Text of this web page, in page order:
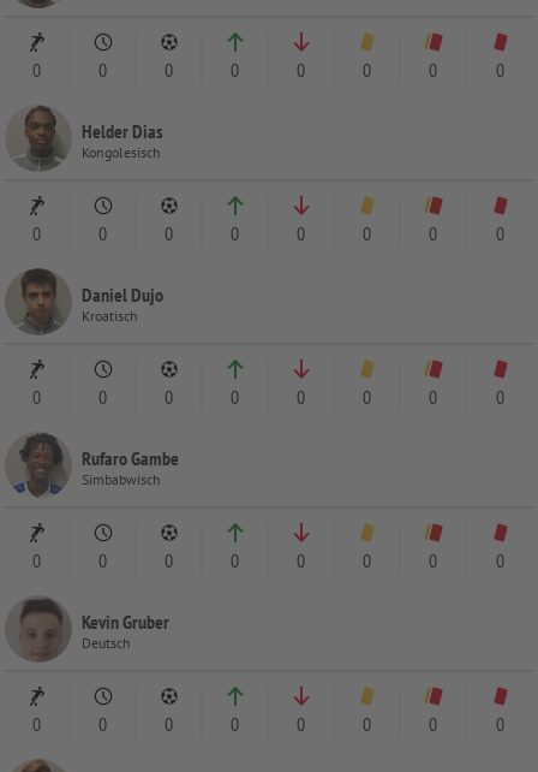
0 0 0 0 0 0 0 0
Helder Dias
Kongolesisch
0 0 0 0 0 0 0 0
Daniel Dujo
Kroatisch
0 0 0 0 0 0 0 0
Rufaro Gambe
Simbabwisch
0 0 0 0 0 0 0 0
Kevin Gruber
Deutsch
0 0 0 0 0 0 0 0